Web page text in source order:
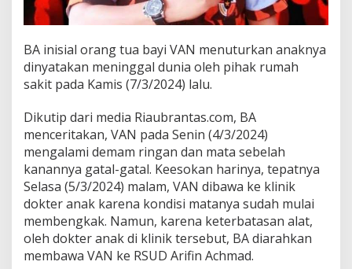
e
i
n
g
g
l
n
y
B
a
y
i
U
s
i
BA inisial orang tua bayi VAN menuturkan anaknya
dinyatakan meninggal dunia oleh pihak rumah
sakit pada Kamis (7/3/2024) lalu.
Dikutip dari media Riaubrantas.com, BA
menceritakan, VAN pada Senin (4/3/2024)
mengalami demam ringan dan mata sebelah
kanannya gatal-gatal. Keesokan harinya, tepatnya
Selasa (5/3/2024) malam, VAN dibawa ke klinik
dokter anak karena kondisi matanya sudah mulai
membengkak. Namun, karena keterbatasan alat,
oleh dokter anak di klinik tersebut, BA diarahkan
membawa VAN ke RSUD Arifin Achmad.